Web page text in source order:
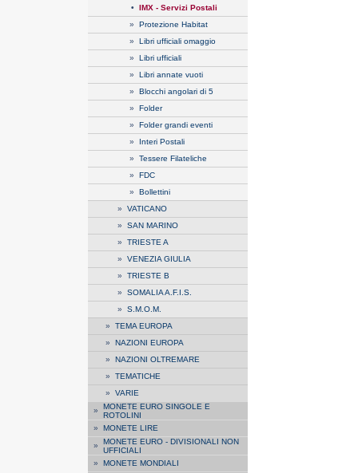
• IMX - Servizi Postali
» Protezione Habitat
» Libri ufficiali omaggio
» Libri ufficiali
» Libri annate vuoti
» Blocchi angolari di 5
» Folder
» Folder grandi eventi
» Interi Postali
» Tessere Filateliche
» FDC
» Bollettini
» VATICANO
» SAN MARINO
» TRIESTE A
» VENEZIA GIULIA
» TRIESTE B
» SOMALIA A.F.I.S.
» S.M.O.M.
» TEMA EUROPA
» NAZIONI EUROPA
» NAZIONI OLTREMARE
» TEMATICHE
» VARIE
» MONETE EURO SINGOLE E
ROTOLINI
» MONETE LIRE
» MONETE EURO - DIVISIONALI NON
UFFICIALI
» MONETE MONDIALI